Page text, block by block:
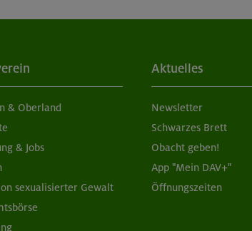
& Oberland
& Jobs
sexualisierter Gewalt
Aktuelles
Newsletter
Schwarzes Brett
Obacht geben!
App "Mein DAV+"
Öffnungszeiten